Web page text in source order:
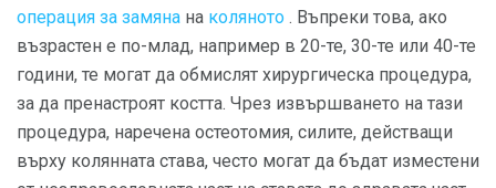
операция за замяна на коляното . Въпреки това, ако
възрастен е по-млад, например в 20-те, 30-те или 40-те
години, те могат да обмислят хирургическа процедура,
за да пренастроят костта. Чрез извършването на тази
процедура, наречена остеотомия, силите, действащи
върху колянната става, често могат да бъдат изместени